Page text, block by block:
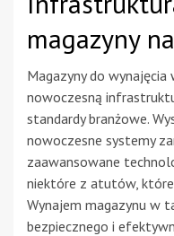
magazyny
Magazyny do wynajęcia
nowoczesną
standardy branżowe.
nowoczesne systemy
zaawansowane
niektóre z atutów, które
Wynajem magazynu w
bezpiecznego i